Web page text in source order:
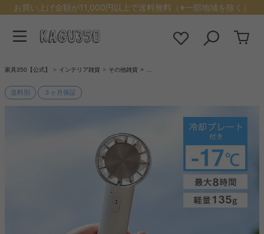
お買い上げ金額が11,000円以上で送料無料（※一部地域を除く）
家具350【公式】 インテリア雑貨 その他雑貨
送料別 ３ヶ月保証